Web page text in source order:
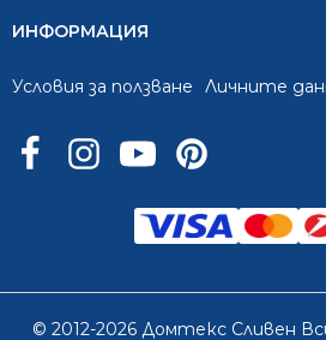
ИНФОРМАЦИЯ
Условия за ползване Личните
© 2012-2026 Домтекс Сливен